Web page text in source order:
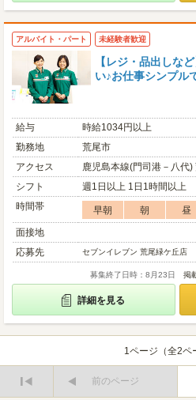
アルバイト・パート 未経験者歓迎
【レジ・品出しな
い♪お仕事シンプ
給与
時給1034円以上
勤務地
荒尾市
アクセス
鹿児島本線(門司港－八代)
シフト
週1日以上 1日1時間以上
時間帯
早朝 朝 昼
面接地
応募先
セブンイレブン 荒尾緑ケ丘店
募集終了日時：8月23日 掲
詳細を見る
1ページ（全2ペ
前のページ